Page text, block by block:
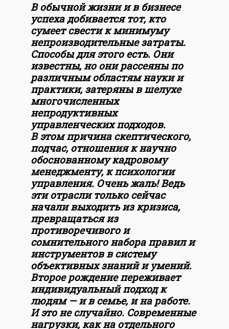
В обычной жизни и в бизнесе
успеха добивается тот, кто
сумеет свести к минимуму
непроизводительные затраты.
Способы для этого есть. Они
известны, но они рассеяны по
различным областям науки и
практики, затеряны в шелухе
многочисленных
непродуктивных
управленческих подходов.
В этом причина скептического,
подчас, отношения к научно
обоснованному кадровому
менеджменту, к психологии
управления. Очень жаль! Ведь
эти отрасли только сейчас
начали выходить из кризиса,
превращаться из
противоречивого и
сомнительного набора правил и
инструментов в систему
объективных знаний и умений.
Второе рождение переживает
индивидуальный подход к
людям — и в семье, и на работе.
И это не случайно. Современные
нагрузки, как на отдельного